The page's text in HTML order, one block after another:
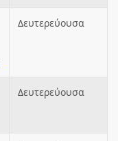
Δευτερεύουσα
Δευτερεύουσα